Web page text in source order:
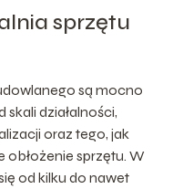
sprzętu
są mocno
działalności,
oraz tego, jak
sprzętu. W
od kilku do nawet